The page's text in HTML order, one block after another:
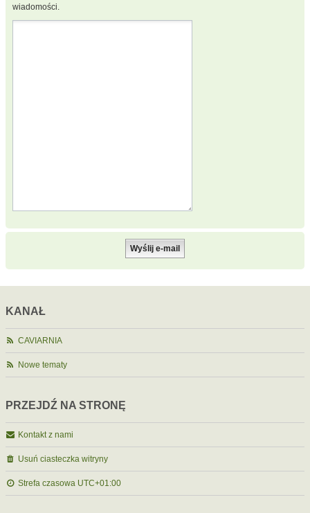
wiadomości.
KANAŁ
CAVIARNIA
Nowe tematy
PRZEJDŹ NA STRONĘ
Kontakt z nami
Usuń ciasteczka witryny
Strefa czasowa UTC+01:00